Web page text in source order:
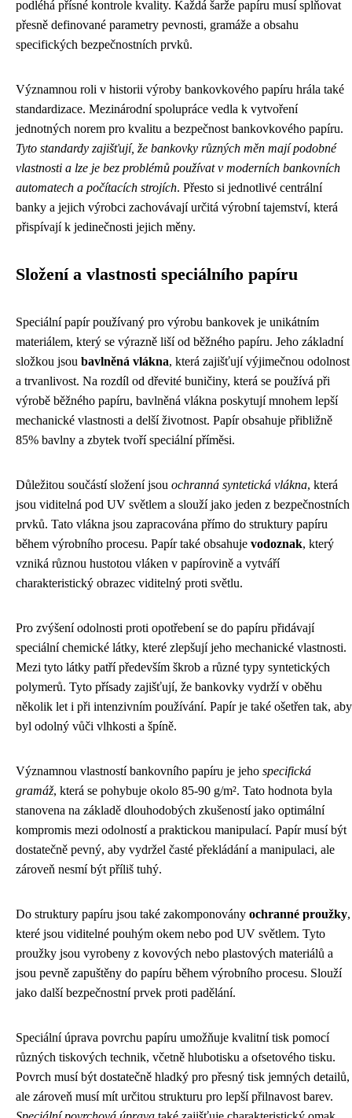
podléhá přísné kontrole kvality. Každá šarže papíru musí splňovat
přesně definované parametry pevnosti, gramáže a obsahu
specifických bezpečnostních prvků.
Významnou roli v historii výroby bankovkového papíru hrála také
standardizace. Mezinárodní spolupráce vedla k vytvoření
jednotných norem pro kvalitu a bezpečnost bankovkového papíru.
Tyto standardy zajišťují, že bankovky různých měn mají podobné
vlastnosti a lze je bez problémů používat v moderních bankovních
automatech a počítacích strojích. Přesto si jednotlivé centrální
banky a jejich výrobci zachovávají určitá výrobní tajemství, která
přispívají k jedinečnosti jejich měny.
Složení a vlastnosti speciálního papíru
Speciální papír používaný pro výrobu bankovek je unikátním
materiálem, který se výrazně liší od běžného papíru. Jeho základní
složkou jsou bavlněná vlákna, která zajišťují výjimečnou odolnost
a trvanlivost. Na rozdíl od dřevité buničiny, která se používá při
výrobě běžného papíru, bavlněná vlákna poskytují mnohem lepší
mechanické vlastnosti a delší životnost. Papír obsahuje přibližně
85% bavlny a zbytek tvoří speciální příměsi.
Důležitou součástí složení jsou ochranná syntetická vlákna, která
jsou viditelná pod UV světlem a slouží jako jeden z bezpečnostních
prvků. Tato vlákna jsou zapracována přímo do struktury papíru
během výrobního procesu. Papír také obsahuje vodoznak, který
vzniká různou hustotou vláken v papírovině a vytváří
charakteristický obrazec viditelný proti světlu.
Pro zvýšení odolnosti proti opotřebení se do papíru přidávají
speciální chemické látky, které zlepšují jeho mechanické vlastnosti.
Mezi tyto látky patří především škrob a různé typy syntetických
polymerů. Tyto přísady zajišťují, že bankovky vydrží v oběhu
několik let i při intenzivním používání. Papír je také ošetřen tak, aby
byl odolný vůči vlhkosti a špíně.
Významnou vlastností bankovního papíru je jeho specifická
gramáž, která se pohybuje okolo 85-90 g/m². Tato hodnota byla
stanovena na základě dlouhodobých zkušeností jako optimální
kompromis mezi odolností a praktickou manipulací. Papír musí být
dostatečně pevný, aby vydržel časté překládání a manipulaci, ale
zároveň nesmí být příliš tuhý.
Do struktury papíru jsou také zakomponovány ochranné proužky,
které jsou viditelné pouhým okem nebo pod UV světlem. Tyto
proužky jsou vyrobeny z kovových nebo plastových materiálů a
jsou pevně zapuštěny do papíru během výrobního procesu. Slouží
jako další bezpečnostní prvek proti padělání.
Speciální úprava povrchu papíru umožňuje kvalitní tisk pomocí
různých tiskových technik, včetně hlubotisku a ofsetového tisku.
Povrch musí být dostatečně hladký pro přesný tisk jemných detailů,
ale zároveň musí mít určitou strukturu pro lepší přilnavost barev.